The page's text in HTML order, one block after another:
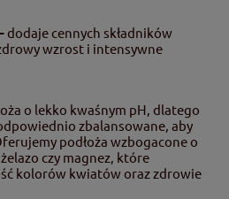
dodaje cennych składników
wzrost i intensywne
o lekko kwaśnym pH, dlatego
zbalansowane, aby
podłoża wzbogacone o
czy magnez, które
kolorów kwiatów oraz zdrowie